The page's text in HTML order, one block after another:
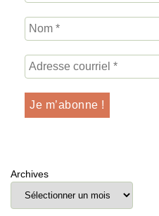
Archives